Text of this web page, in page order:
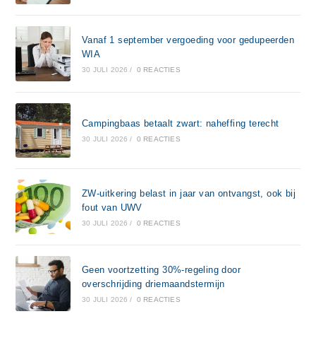
Vanaf 1 september vergoeding voor gedupeerden
WIA
30 JULI 2026 / 0 REACTIES
Campingbaas betaalt zwart: naheffing terecht
30 JULI 2026 / 0 REACTIES
ZW-uitkering belast in jaar van ontvangst, ook bij
fout van UWV
30 JULI 2026 / 0 REACTIES
Geen voortzetting 30%-regeling door
overschrijding driemaandstermijn
30 JULI 2026 / 0 REACTIES